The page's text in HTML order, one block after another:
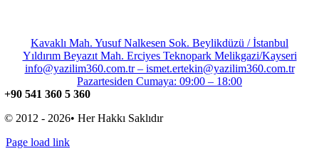
Kavaklı Mah. Yusuf Nalkesen Sok. Beylikdüzü / İstanbul
Yıldırım Beyazıt Mah. Erciyes Teknopark Melikgazi/Kayseri
info@yazilim360.com.tr – ismet.ertekin@yazilim360.com.tr
Pazartesiden Cumaya: 09:00 – 18:00
+90 541 360 5 360
© 2012 - 2026• Her Hakkı Saklıdır
Page load link